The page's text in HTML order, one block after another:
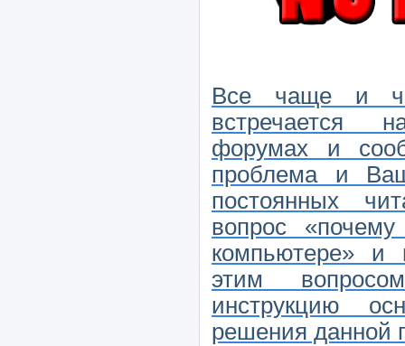
Все чаще и
встречается
форумах и
проблема и
постоянных
вопрос
компьютере» и
этим
инструкцию
решения данной